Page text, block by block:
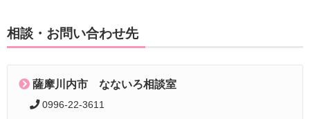
相談・お問い合わせ先
薩摩川内市 なないろ相談室
0996-22-3611